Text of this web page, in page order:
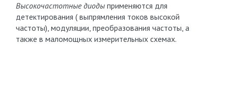
Высокочастотные диодыприменяются для
детектирования ( выпрямления токов высокой
частоты), модуляции, преобразования частоты, а
также в маломощных измерительных схемах.